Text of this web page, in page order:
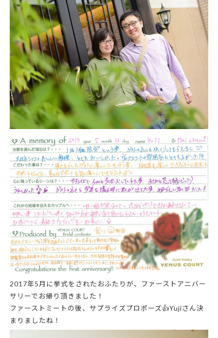
2017年5月に挙式をされたおふたりが、ファーストアニバー
サリーでお帰り頂きました！
ファーストミートの後、サプライズプロポーズ👍Yujiさん決
まりましたね！